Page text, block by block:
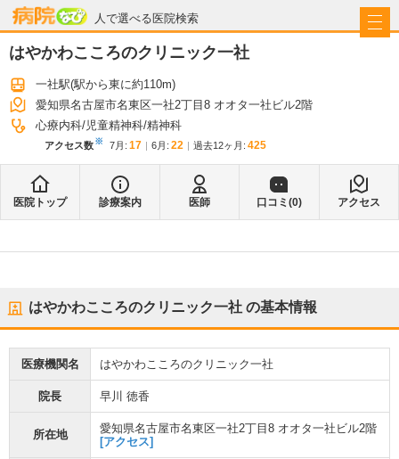
人で選べる医院検索
病院なび
はやかわこころのクリニック一社
一社駅(駅から東に約110m)
愛知県名古屋市名東区一社2丁目8 オオタ一社ビル2階
心療内科 児童精神科 精神科
アクセス数※ 7月 : 17 6月 : 22 過去12ヶ月: 425
医院トップ 診療案内 医師 口コミ(0) アクセス
はやかわこころのクリニック一社 の基本情報
医療機関名 はやかわこころのクリニック一社
院長 早川 徳香
所在地
愛知県名古屋市名東区一社2丁目8 オオタ一社ビル2階
[アクセス]